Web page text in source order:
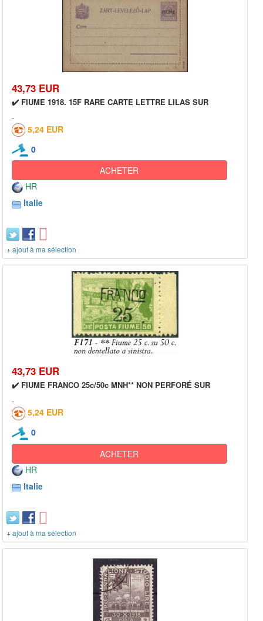
43,73 EUR
✔️ FIUME 1918. 15F RARE CARTE LETTRE LILAS SUR
5,24 EUR
0
ACHETER
HR
Italie
+ ajout à ma sélection
43,73 EUR
✔️ FIUME FRANCO 25c/50c MNH** NON PERFORÉ SUR
5,24 EUR
0
ACHETER
HR
Italie
+ ajout à ma sélection